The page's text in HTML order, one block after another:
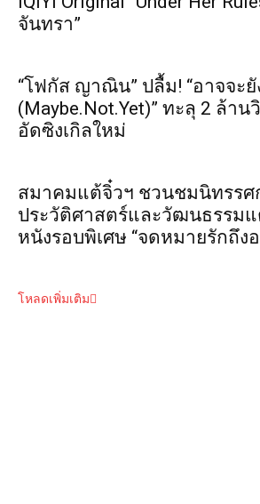
จันทรา”
“โฟกัส ญาณิน” ปลื้ม! “อาจจะยั
(Maybe.Not.Yet)” ทะลุ 2 ล้าน
อัดซิงเกิลใหม่
สมาคมแต้จิ๋วฯ ชวนชมนิทรรศ
ประวัติศาสตร์และวัฒนธรรมแ
หนังรอบพิเศษ “จดหมายรักถึง
โหลดเพิ่มเติม